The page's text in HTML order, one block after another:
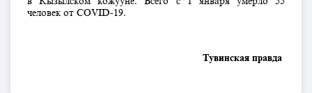
человек от COVID-19.
Тувинская правда